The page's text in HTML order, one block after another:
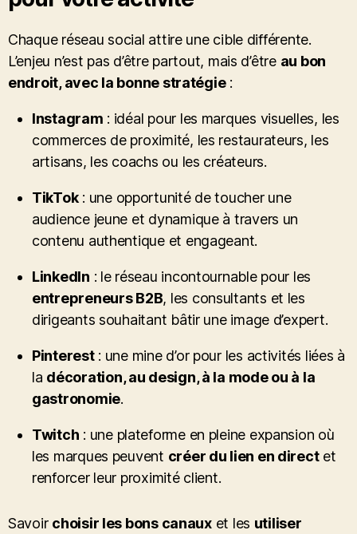
Chaque réseau social attire une cible différente.
L’enjeu n’est pas d’être partout, mais d’être au bon
endroit, avec la bonne stratégie:
Instagram : idéal pour les marques visuelles, les
commerces de proximité, les restaurateurs, les
artisans, les coachs ou les créateurs.
TikTok: une opportunité de toucher une
audience jeune et dynamique à travers un
contenu authentique et engageant.
LinkedIn : le réseau incontournable pour les
entrepreneurs B2B, les consultants et les
dirigeants souhaitant bâtir une image d’expert.
Pinterest: une mine d’or pour les activités liées à
la décoration, au design, à la mode ou à la
gastronomie.
Twitch : une plateforme en pleine expansion où
les marques peuvent créer du lien en directet
renforcer leur proximité client.
Savoir choisir les bons canauxet les utiliser